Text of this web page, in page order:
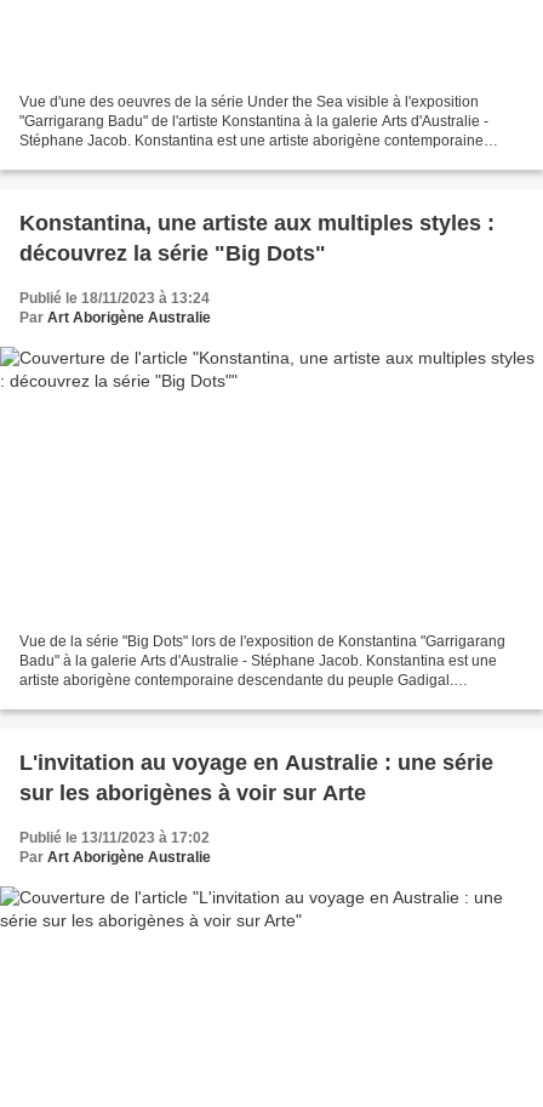
Vue d'une des oeuvres de la série Under the Sea visible à l'exposition
"Garrigarang Badu" de l'artiste Konstantina à la galerie Arts d'Australie -
Stéphane Jacob. Konstantina est une artiste aborigène contemporaine
Konstantina, une artiste aux multiples styles :
découvrez la série "Big Dots"
Publié le 18/11/2023 à 13:24
Par Art Aborigène Australie
Vue de la série "Big Dots" lors de l'exposition de Konstantina "Garrigarang
Badu" à la galerie Arts d'Australie - Stéphane Jacob. Konstantina est une
artiste aborigène contemporaine descendante du peuple Gadigal.
L'invitation au voyage en Australie : une série
sur les aborigènes à voir sur Arte
Publié le 13/11/2023 à 17:02
Par Art Aborigène Australie